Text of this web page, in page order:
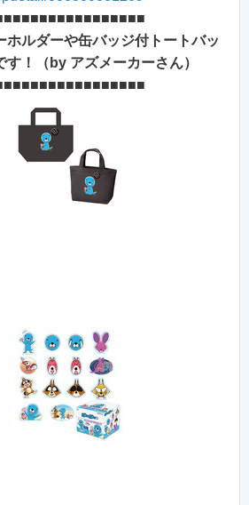
ホルダーや缶バッジ付トートバッ
！（by アズメーカーさん）